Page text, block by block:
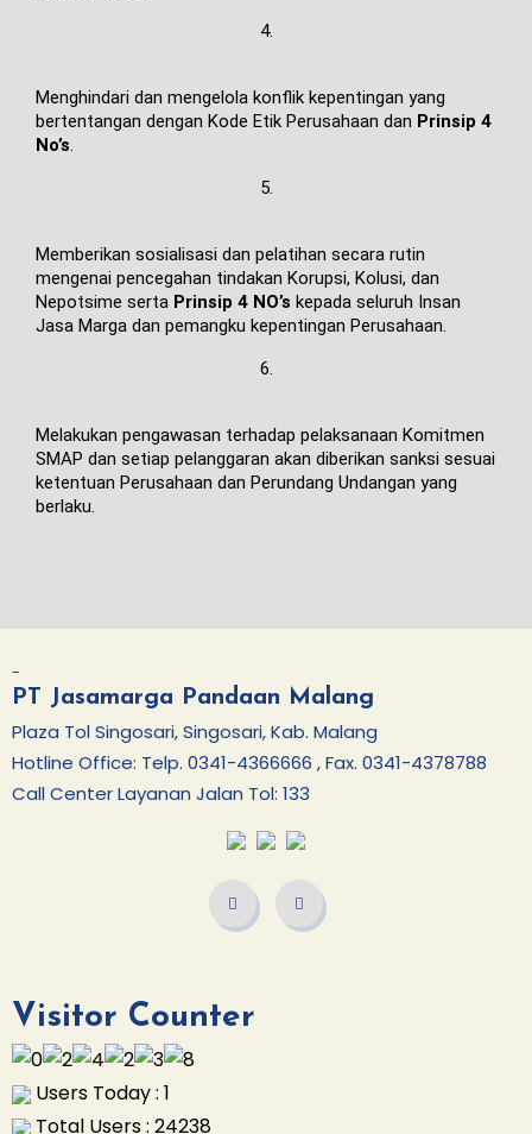
4.
Menghindari dan mengelola konflik kepentingan yang
bertentangan dengan Kode Etik Perusahaan dan Prinsip 4
No’s
5.
Memberikan sosialisasi dan pelatihan secara rutin
mengenai pencegahan tindakan Korupsi, Kolusi, dan
Nepotsime serta Prinsip 4 NO’s kepada seluruh Insan
Jasa Marga dan pemangku kepentingan Perusahaan.
6.
Melakukan pengawasan terhadap pelaksanaan Komitmen
SMAP dan setiap pelanggaran akan diberikan sanksi sesuai
ketentuan Perusahaan dan Perundang Undangan yang
berlaku.
-
PT Jasamarga Pandaan Malang
Plaza Tol Singosari, Singosari, Kab. Malang
Hotline Office: Telp. 0341-4366666 , Fax. 0341-4378788
Call Center Layanan Jalan Tol: 133
Visitor Counter
Users Today : 1
Total Users : 24238